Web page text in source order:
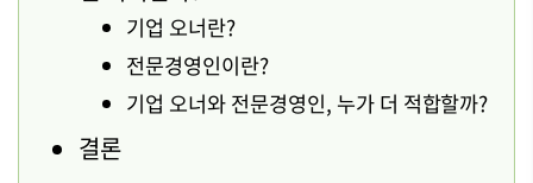
기업 오너란?
전문경영인이란?
기업 오너와 전문경영인, 누가 더 적합할까?
결론